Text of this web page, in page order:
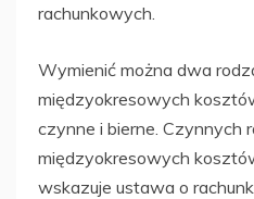
rachunkowych.
Wymienić można dwa
międzyokresowych
czynne i bierne. Czynnych
międzyokresowych
wskazuje ustawa o